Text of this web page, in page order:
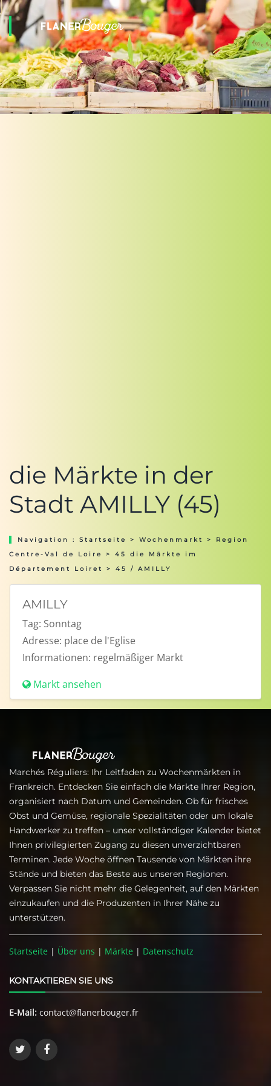
die Märkte in der
Stadt AMILLY (45)
Navigation : Startseite > Wochenmarkt > Region
Centre-Val de Loire
> 45 die Märkte im
Département Loiret
> 45 / AMILLY
AMILLY
Tag: Sonntag
Adresse: place de l'Eglise
Informationen: regelmäßiger Markt
Markt ansehen
Marchés Réguliers: Ihr Leitfaden zu Wochenmärkten in
Frankreich. Entdecken Sie einfach die Märkte Ihrer Region,
organisiert nach Datum und Gemeinden. Ob für frisches
Obst und Gemüse, regionale Spezialitäten oder um lokale
Handwerker zu treffen – unser vollständiger Kalender bietet
Ihnen privilegierten Zugang zu diesen unverzichtbaren
Terminen. Jede Woche öffnen Tausende von Märkten ihre
Stände und bieten das Beste aus unseren Regionen.
Verpassen Sie nicht mehr die Gelegenheit, auf den Märkten
einzukaufen und die Produzenten in Ihrer Nähe zu
unterstützen.
Startseite | Über uns | Märkte | Datenschutz
KONTAKTIEREN SIE UNS
E-Mail: contact@flanerbouger.fr